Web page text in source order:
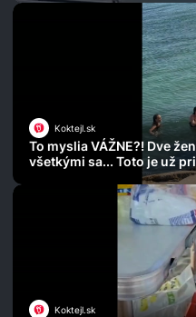
Koktejl.sk
To myslia VÁŽNE?! Dve
všetkými sa... Toto je už
Koktejl.sk